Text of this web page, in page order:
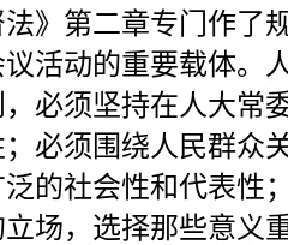
》第二章专门作了
活动的重要载体。
必须坚持在人大常
必须围绕人民群众
的社会性和代表性
场，选择那些意义